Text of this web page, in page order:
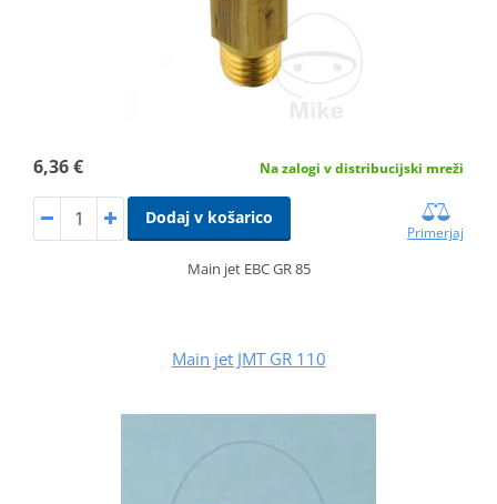
6,36 € Na zalogi v distribucijski mreži
Dodaj v košarico
Primerjaj
Main jet EBC GR 85
Main jet JMT GR 110